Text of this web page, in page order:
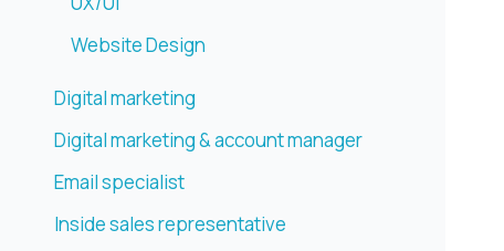
Website Design
Digital marketing
Digital marketing & account manager
Email specialist
Inside sales representative